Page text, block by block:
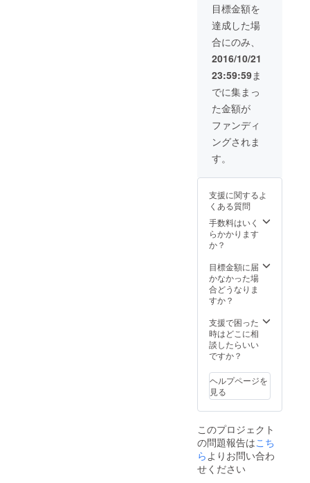
ナルス
テッ
カーを5
枚お送
りしま
絶壁の
窪みに
建てら
れた三
徳山三
佛寺 国
宝投入
堂。 こ
こは日
本一見
ること
が困難
な国宝
ます。
宝投入
堂まで
登山
し、登
理の昼
食。 そ
して三
温泉を
抜け倉
吉の街
中まで
じなが
らのサ
イクリ
ングを
みいた
だけま
す。
【ご旅
行詳
目標金額を
達成した場
合にのみ、
2016/10/21
23:59:59ま
でに集まっ
た金額が
ファンディ
ングされま
す。
支援に関するよ
くある質問
手数料はいく
らかかります
か？
目標金額に届
かなかった場
合どうなりま
すか？
支援で困った
時はどこに相
談したらいい
ですか？
ヘルプページを
見る
このプロジェクト
の問題報告はこち
らよりお問い合わ
せください